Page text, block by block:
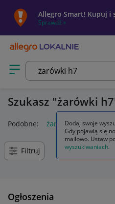
Allegro Smart! Kupuj i
Sprawdź »
Otwórz menu z kategoriami
Szukasz żarówki h7
Podobne:
żarówki h7 led
Filtruj
Ogłoszenia
Dodaj swoje
Gdy pojawią się
mailowo. Ustaw
wyszukiwaniach.